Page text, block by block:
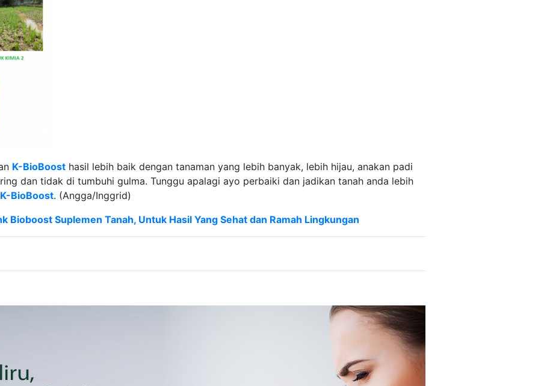
K-BioBoost hasil lebih baik dengan tanaman yang lebih banyak, lebih hijau, anakan padi
dan tidak di tumbuhi gulma. Tunggu apalagi ayo perbaiki dan jadikan tanah anda lebih
K-BioBoost. (Angga/Inggrid)
Bioboost Suplemen Tanah, Untuk Hasil Yang Sehat dan Ramah Lingkungan